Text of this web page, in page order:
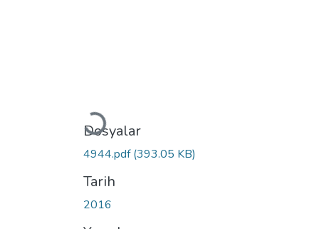
Yükleniyor...
Dosyalar
4944.pdf(393.05 KB)
Tarih
2016